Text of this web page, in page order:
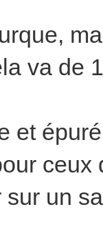
va de
et
un